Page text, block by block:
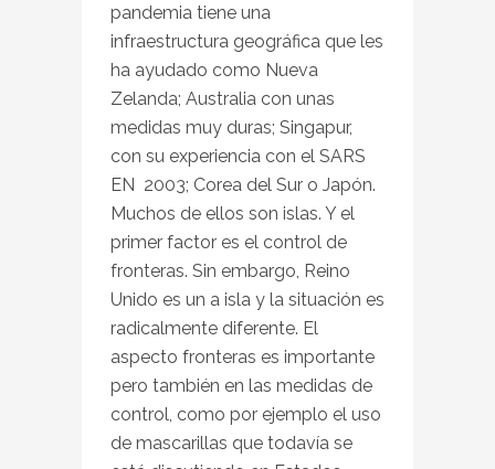
pandemia tiene una
infraestructura geográfica que les
ha ayudado como Nueva
Zelanda; Australia con unas
medidas muy duras; Singapur,
con su experiencia con el SARS
EN 2003; Corea del Sur o Japón.
Muchos de ellos son islas. Y el
primer factor es el control de
fronteras. Sin embargo, Reino
Unido es un a isla y la situación es
radicalmente diferente. El
aspecto fronteras es importante
pero también en las medidas de
control, como por ejemplo el uso
de mascarillas que todavía se